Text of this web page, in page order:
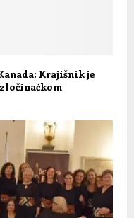
Krajišnik je